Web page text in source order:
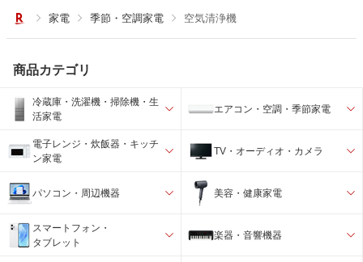
家電 季節・空調家電 空気清浄機
商品カテゴリ
冷蔵庫・洗濯機・掃除機・生
活家電
エアコン・空調・季節家電
電子レンジ・炊飯器・キッチ
ン家電
TV・オーディオ・カメラ
パソコン・周辺機器 美容・健康家電
スマートフォン・
タブレット
楽器・音響機器